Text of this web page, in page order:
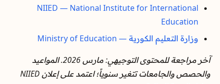
NIIED — National Institute for International
Education
وزارة التعليم الكورية — Ministry of Education
آخر مراجعة للمحتوى التوجيهي: مارس 2026. المواعيد
والحصص والجامعات تتغير سنوياً؛ اعتمد على إعلان NIIED